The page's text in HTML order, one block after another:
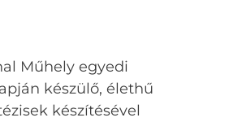
Műhely egyedi
készülő, élethű
készítésével